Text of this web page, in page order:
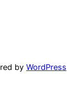
by WordPress